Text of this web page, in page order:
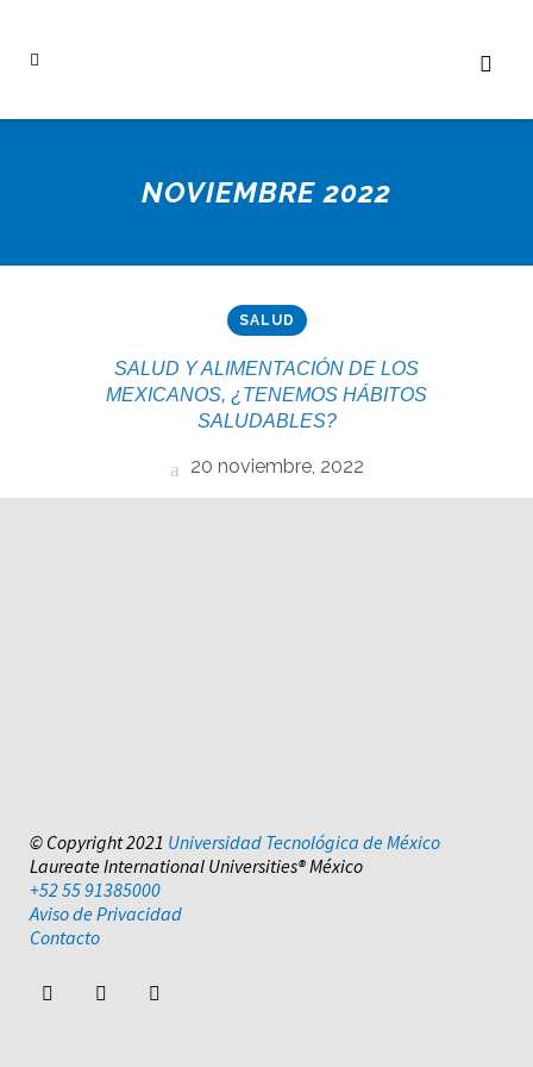
NOVIEMBRE 2022
SALUD
SALUD Y ALIMENTACIÓN DE LOS
MEXICANOS, ¿TENEMOS HÁBITOS
SALUDABLES?
20 noviembre, 2022
© Copyright 2021 Universidad Tecnológica de México
Laureate International Universities® México
+52 55 91385000
Aviso de Privacidad
Contacto